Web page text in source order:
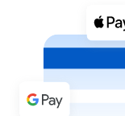
Coupons crypto
Achetez des
Acheter avec
Virement SEPA